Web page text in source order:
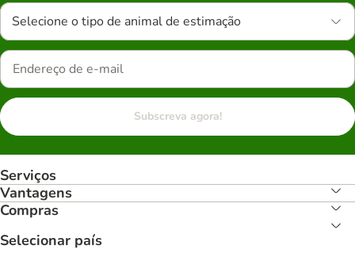
Selecione o tipo de animal de estimação
Subscreva agora!
Serviços
Vantagens
Compras
Selecionar país